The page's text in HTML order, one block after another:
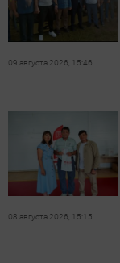
09 августа 2026, 15:46
08 августа 2026, 15:15